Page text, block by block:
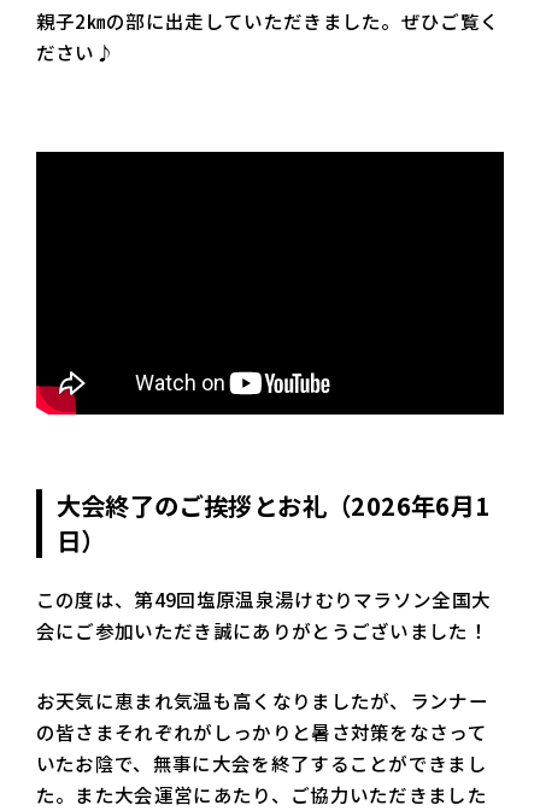
親子2㎞の部に出走していただきました。ぜひご覧く
ださい♪
大会終了のご挨拶とお礼（2026年6月1
日）
この度は、第49回塩原温泉湯けむりマラソン全国大
会にご参加いただき誠にありがとうございました！
お天気に恵まれ気温も高くなりましたが、ランナー
の皆さまそれぞれがしっかりと暑さ対策をなさって
いたお陰で、無事に大会を終了することができまし
た。また大会運営にあたり、ご協力いただきました